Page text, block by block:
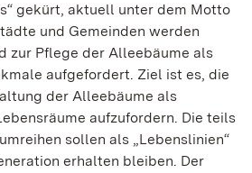
gekürt, aktuell unter dem Motto
und Gemeinden werden
zur Pflege der Alleebäume als
aufgefordert. Ziel ist es, die
der Alleebäume als
aufzufordern. Die teils
sollen als „Lebenslinien“
erhalten bleiben. Der